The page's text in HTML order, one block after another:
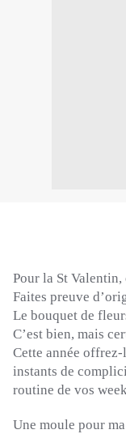
Pour la St
Faites preuve
Le bouquet de
C’est bien, mais
Cette année
instants de
routine de vos
Une moule pour